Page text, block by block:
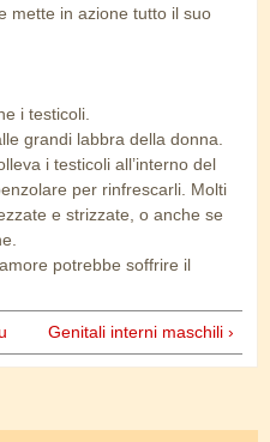
mette in azione tutto il suo
i testicoli.
grandi labbra della donna.
i testicoli all’interno del
per rinfrescarli. Molti
e strizzate, o anche se
potrebbe soffrire il
Genitali interni maschili ›